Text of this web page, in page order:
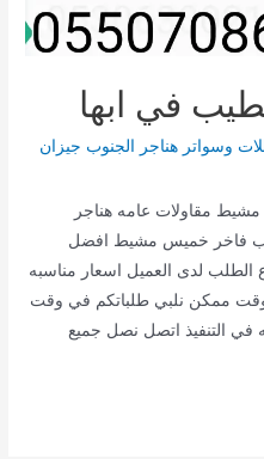
في ابها
وسواتر هناجر الجنوب جيزان
مقاولات عامه هناجر
فاخر خميس مشيط افضل
لدى العميل اسعار مناسبه
وقت ممكن نلبي طلباتكم في وقت
في التنفيذ اتصل نصل جميع